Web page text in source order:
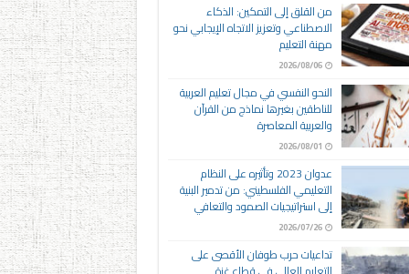
من القلق إلى التمكين: الذكاء
الاصطناعي وتعزيز الاتجاه الإيجابي نحو
مهنة التعليم
2026/08/06
النحو النفسي في مجال تعليم العربية
للناطقين بغيرها نماذج من القرآن
والعربية المعاصرة
2026/08/01
عدوان 2023 وتأثيره على النظام
التعليمي الفلسطيني: من تدمير البنية
إلى استراتيجيات الصمود والتعافي
2026/07/26
تداعيات حرب طوفان الأقصى على